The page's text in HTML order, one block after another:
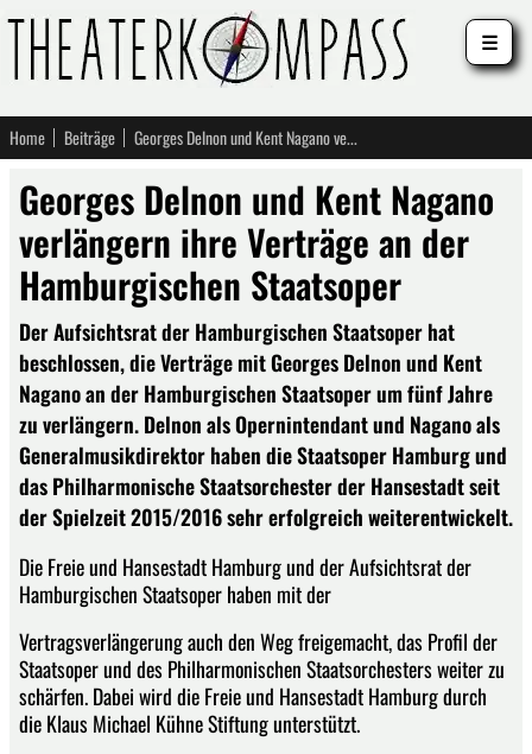
Home Beiträge Georges Delnon und Kent Nagano verlängern ihre Verträge an der Hamburgischen Staatsoper
Georges Delnon und Kent Nagano
verlängern ihre Verträge an der
Hamburgischen Staatsoper
Der Aufsichtsrat der Hamburgischen Staatsoper hat
beschlossen, die Verträge mit Georges Delnon und Kent
Nagano an der Hamburgischen Staatsoper um fünf Jahre
zu verlängern. Delnon als Opernintendant und Nagano als
Generalmusikdirektor haben die Staatsoper Hamburg und
das Philharmonische Staatsorchester der Hansestadt seit
der Spielzeit 2015/2016 sehr erfolgreich weiterentwickelt.
Die Freie und Hansestadt Hamburg und der Aufsichtsrat der
Hamburgischen Staatsoper haben mit der
Vertragsverlängerung auch den Weg freigemacht, das Profil der
Staatsoper und des Philharmonischen Staatsorchesters weiter zu
schärfen. Dabei wird die Freie und Hansestadt Hamburg durch
die Klaus Michael Kühne Stiftung unterstützt.
☰